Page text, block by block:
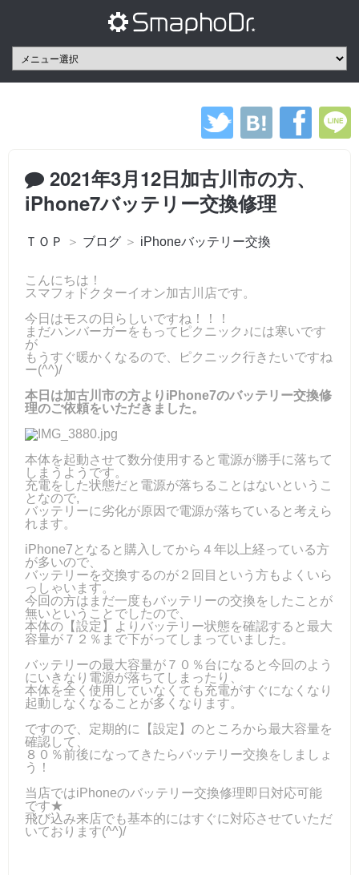
2021年3月12日加古川市の方、
iPhone7バッテリー交換修理
ＴＯＰ ＞ ブログ ＞ iPhoneバッテリー交換
こんにちは！
スマフォドクターイオン加古川店です。
今日はモスの日らしいですね！！！
まだハンバーガーをもってピクニック♪には寒いです
が
もうすぐ暖かくなるので、ピクニック行きたいですね
ー(^^)/
本日は加古川市の方よりiPhone7のバッテリー交換修
理のご依頼をいただきました。
本体を起動させて数分使用すると電源が勝手に落ちて
しまうようです。
充電をした状態だと電源が落ちることはないというこ
となので,
バッテリーに劣化が原因で電源が落ちていると考えら
れます。
iPhone7となると購入してから４年以上経っている方
が多いので、
バッテリーを交換するのが２回目という方もよくいら
っしゃいます。
今回の方はまだ一度もバッテリーの交換をしたことが
無いということでしたので、
本体の【設定】よりバッテリー状態を確認すると最大
容量が７２％まで下がってしまっていました。
バッテリーの最大容量が７０％台になると今回のよう
にいきなり電源が落ちてしまったり、
本体を全く使用していなくても充電がすぐになくなり
起動しなくなることが多くなります。
ですので、定期的に【設定】のところから最大容量を
確認して、
８０％前後になってきたらバッテリー交換をしましょ
う！
当店ではiPhoneのバッテリー交換修理即日対応可能
です★
飛び込み来店でも基本的にはすぐに対応させていただ
いております(^^)/